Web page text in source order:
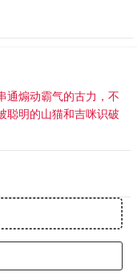
通煽动霸气的古力，不
聪明的山猫和吉咪识破